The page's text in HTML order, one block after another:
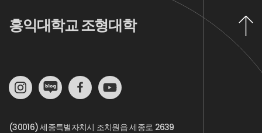
홍익대학교 조형대학
(30016) 세종특별자치시 조치원읍 세종로 2639